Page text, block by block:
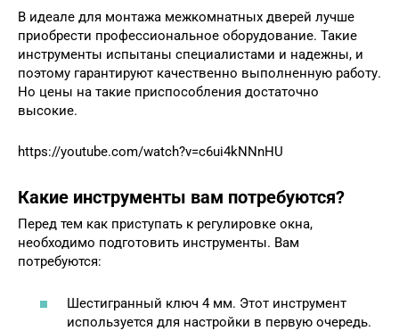
В идеале для монтажа межкомнатных дверей лучше
приобрести профессиональное оборудование. Такие
инструменты испытаны специалистами и надежны, и
поэтому гарантируют качественно выполненную работу.
Но цены на такие приспособления достаточно
высокие.
https://youtube.com/watch?v=c6ui4kNNnHU
Какие инструменты вам потребуются?
Перед тем как приступать к регулировке окна,
необходимо подготовить инструменты. Вам
потребуются:
Шестигранный ключ 4 мм. Этот инструмент
используется для настройки в первую очередь.